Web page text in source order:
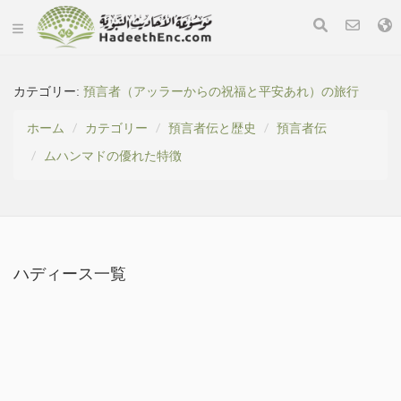
カテゴリー:預言者（アッラーからの祝福と平安あれ）の旅行
ホーム
カテゴリー 預言者伝と歴史
預言者伝
ムハンマドの優れた特徴
ハディース一覧